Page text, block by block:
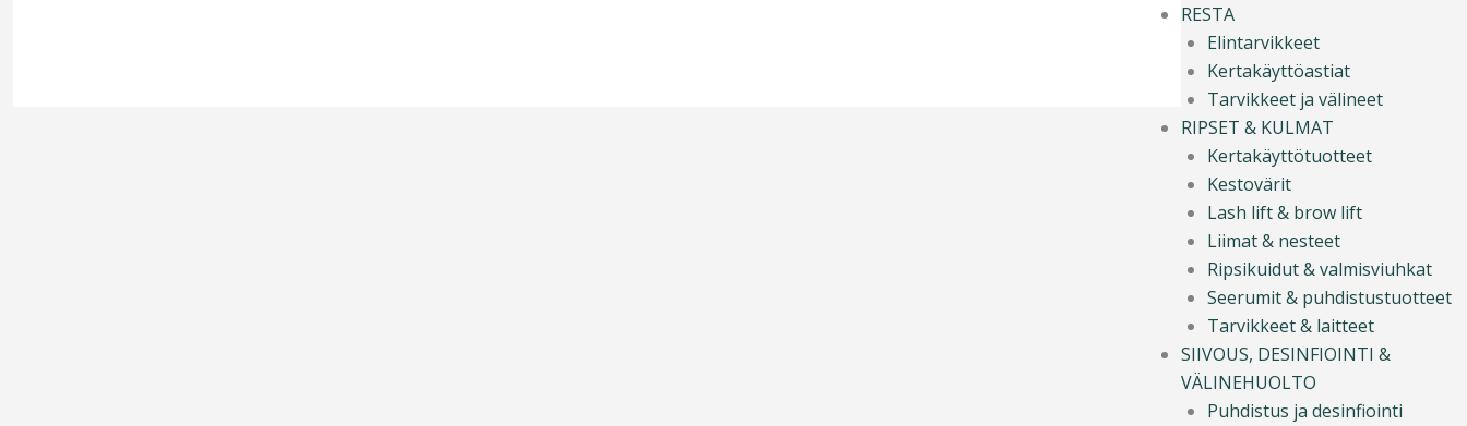
RESTA
Elintarvikkeet
Kertakäyttöastiat
Tarvikkeet ja välineet
RIPSET & KULMAT
Kertakäyttötuotteet
Kestovärit
Lash lift & brow lift
Liimat & nesteet
Ripsikuidut & valmisviuhkat
Seerumit & puhdistustuotteet
Tarvikkeet & laitteet
SIIVOUS, DESINFIOINTI &
VÄLINEHUOLTO
Puhdistus ja desinfiointi